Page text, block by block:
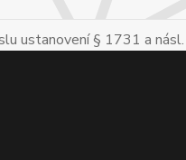
ustanovení § 1731 a